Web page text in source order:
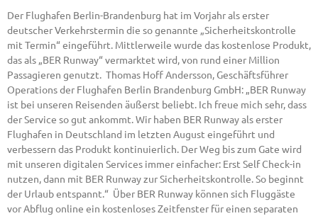
Der Flughafen Berlin-Brandenburg hat im Vorjahr als erster
deutscher Verkehrstermin die so genannte „Sicherheitskontrolle
mit Termin“ eingeführt. Mittlerweile wurde das kostenlose Produkt,
das als „BER Runway“ vermarktet wird, von rund einer Million
Passagieren genutzt. Thomas Hoff Andersson, Geschäftsführer
Operations der Flughafen Berlin Brandenburg GmbH: „BER Runway
ist bei unseren Reisenden äußerst beliebt. Ich freue mich sehr, dass
der Service so gut ankommt. Wir haben BER Runway als erster
Flughafen in Deutschland im letzten August eingeführt und
verbessern das Produkt kontinuierlich. Der Weg bis zum Gate wird
mit unseren digitalen Services immer einfacher: Erst Self Check-in
nutzen, dann mit BER Runway zur Sicherheitskontrolle. So beginnt
der Urlaub entspannt.“ Über BER Runway können sich Fluggäste
vor Abflug online ein kostenloses Zeitfenster für einen separaten